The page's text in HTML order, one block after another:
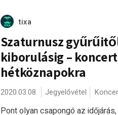
tixa
Szaturnusz
kiborulásig –
hétköznapokra
2020.03.08. Jegyelővétel
Pont olyan csapongó az